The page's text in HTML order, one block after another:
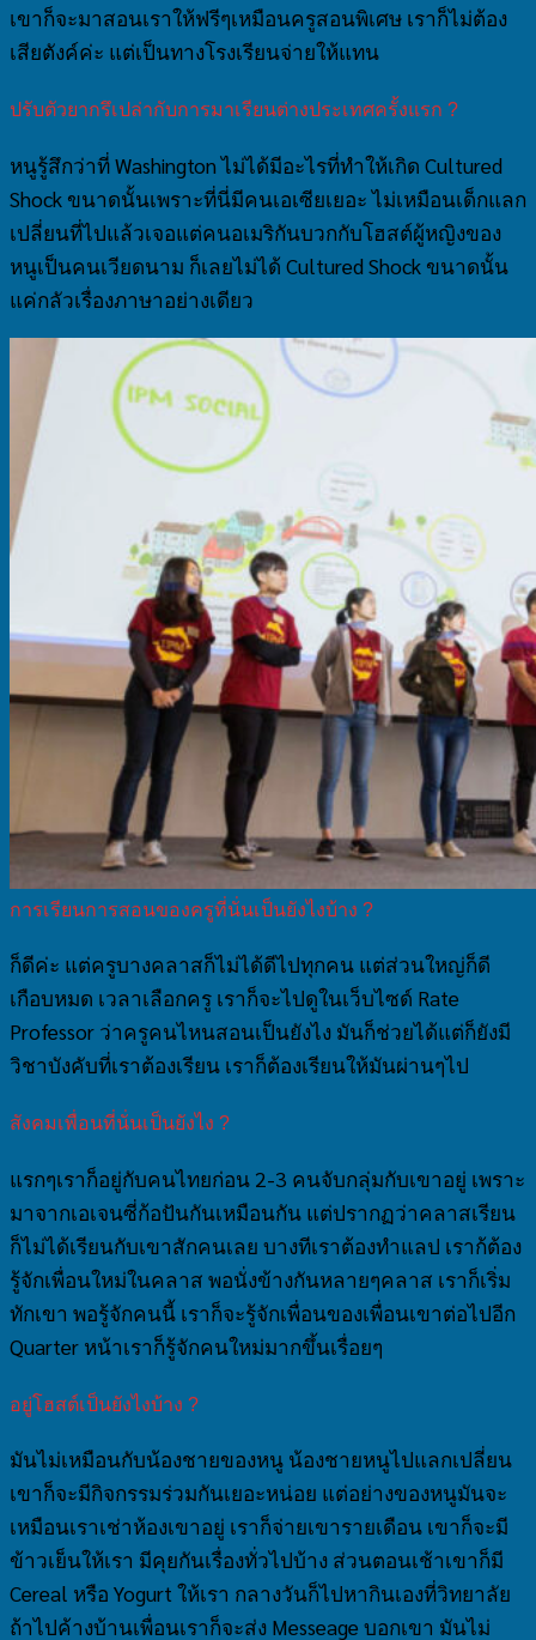
เขาก็จะมาสอนเราให้ฟรีๆเหมือนครูสอนพิเศษ เราก็ไม่ต้อง
เสียตังค์ค่ะ แต่เป็นทางโรงเรียนจ่ายให้แทน
ปรับตัวยากรึเปล่ากับการมาเรียนต่างประเทศครั้งแรก ?
หนูรู้สึกว่าที่ Washington ไม่ได้มีอะไรที่ทำให้เกิด Cultured
Shock ขนาดนั้นเพราะที่นี่มีคนเอเซียเยอะ ไม่เหมือนเด็กแลก
เปลี่ยนที่ไปแล้วเจอแต่คนอเมริกันบวกกับโฮสต์ผู้หญิงของ
หนูเป็นคนเวียดนาม ก็เลยไม่ได้ Cultured Shock ขนาดนั้น
แค่กลัวเรื่องภาษาอย่างเดียว
การเรียนการสอนของครูที่นั่นเป็นยังไงบ้าง ?
ก็ดีค่ะ แต่ครูบางคลาสก็ไม่ได้ดีไปทุกคน แต่ส่วนใหญ่ก็ดี
เกือบหมด เวลาเลือกครู เราก็จะไปดูในเว็บไซด์ Rate
Professor ว่าครูคนไหนสอนเป็นยังไง มันก็ช่วยได้แต่ก็ยังมี
วิชาบังคับที่เราต้องเรียน เราก็ต้องเรียนให้มันผ่านๆไป
สังคมเพื่อนที่นั่นเป็นยังไง ?
แรกๆเราก็อยู่กับคนไทยก่อน 2-3 คนจับกลุ่มกับเขาอยู่ เพราะ
มาจากเอเจนซี่ก้อปันกันเหมือนกัน แต่ปรากฏว่าคลาสเรียน
ก็ไม่ได้เรียนกับเขาสักคนเลย บางทีเราต้องทำแลป เราก้ต้อง
รู้จักเพื่อนใหม่ในคลาส พอนั่งข้างกันหลายๆคลาส เราก็เริ่ม
ทักเขา พอรู้จักคนนี้ เราก็จะรู้จักเพื่อนของเพื่อนเขาต่อไปอีก
Quarter หน้าเราก็รู้จักคนใหม่มากขึ้นเรื่อยๆ
อยู่โฮสต์เป็นยังไงบ้าง ?
มันไม่เหมือนกับน้องชายของหนู น้องชายหนูไปแลกเปลี่ยน
เขาก็จะมีกิจกรรมร่วมกันเยอะหน่อย แต่อย่างของหนูมันจะ
เหมือนเราเช่าห้องเขาอยู่ เราก็จ่ายเขารายเดือน เขาก็จะมี
ข้าวเย็นให้เรา มีคุยกันเรื่องทั่วไปบ้าง ส่วนตอนเช้าเขาก็มี
Cereal หรือ Yogurt ให้เรา กลางวันก็ไปหากินเองที่วิทยาลัย
ถ้าไปค้างบ้านเพื่อนเราก็จะส่ง Messeage บอกเขา มันไม่